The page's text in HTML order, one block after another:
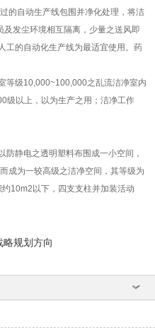
的自动生产线包围并净化处理，将洁
及发尘环境相互隔离，少量之送风即
工的自动化生产线为最适宜使用。药
等级10,000~100,000之乱流洁净室内
级以上，以为生产之用；洁净工作
静电之透明塑料布围成一小空间，
成为一较高级之洁净空间，其等级为
约10m2 以下，四支支柱并加装活动
规划方向